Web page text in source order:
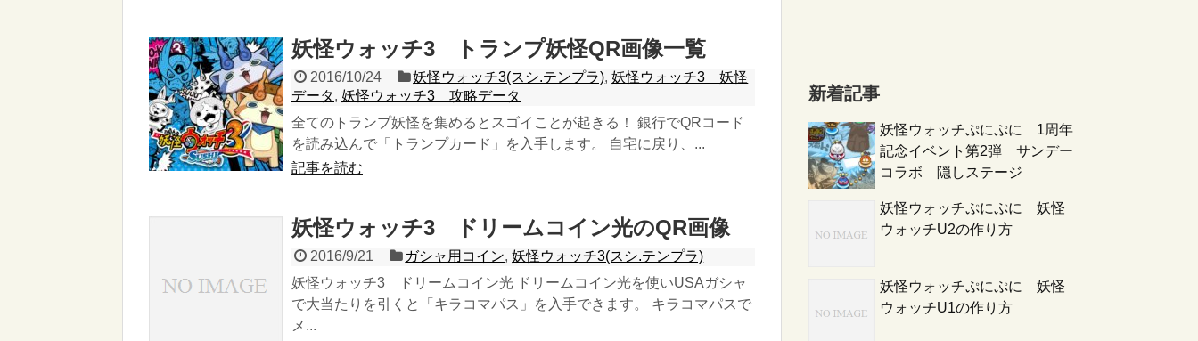
妖怪ウォッチ3 トランプ妖怪QR画像一覧
2016/10/24 妖怪ウォッチ3(スシ.テンプラ),妖怪ウォッチ3 妖怪
データ, 妖怪ウォッチ3 攻略データ
全てのトランプ妖怪を集めるとスゴイことが起きる！ 銀行でQRコード
を読み込んで「トランプカード」を入手します。 自宅に戻り、...
記事を読む
妖怪ウォッチ3 ドリームコイン光のQR画像
2016/9/21 ガシャ用コイン,妖怪ウォッチ3(スシ.テンプラ)
妖怪ウォッチ3 ドリームコイン光 ドリームコイン光を使いUSAガシャ
で大当たりを引くと「キラコマパス」を入手できます。 キラコマパスで
メ...
新着記事
妖怪ウォッチぷにぷに 1周年
記念イベント第2弾 サンデー
コラボ 隠しステージ
妖怪ウォッチぷにぷに 妖怪
ウォッチU2の作り方
妖怪ウォッチぷにぷに 妖怪
ウォッチU1の作り方